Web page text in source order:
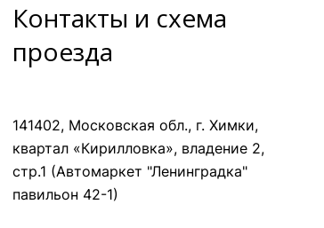
Контакты и схема
проезда
141402, Московская обл., г. Химки,
квартал «Кирилловка», владение 2,
стр.1 (Автомаркет "Ленинградка"
павильон 42-1)